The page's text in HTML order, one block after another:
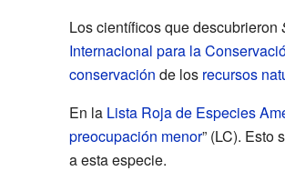
Los científicos que descubrieron
Internacional para la
conservación de los recursos
En la Lista Roja de Especies
preocupación menor” (LC). Esto
a esta especie.